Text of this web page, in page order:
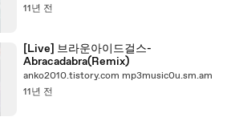
11년 전
[Live] 브라운아이드걸스-
Abracadabra(Remix)
anko2010.tistory.com mp3music0u.sm.am
11년 전